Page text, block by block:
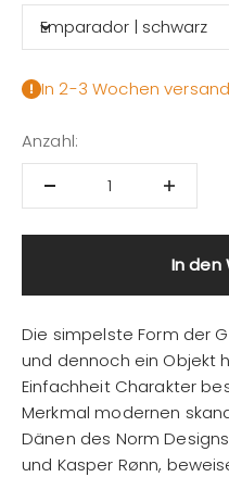
Emparador | schwarz
In 2-3 Wochen
Anzahl:
In den
Die simpelste Form der
und dennoch ein Objekt
Einfachheit Charakter
Merkmal modernen
Dänen des Norm
und Kasper Rønn,